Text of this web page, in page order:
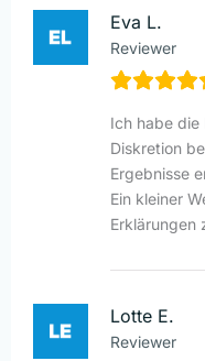
Eva L.
Reviewer
Ich habe die
Diskretion
Ergebnisse
Ein kleiner
Erklärungen
Lotte E.
Reviewer